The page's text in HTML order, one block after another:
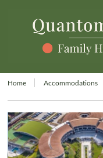
Home Accommodations